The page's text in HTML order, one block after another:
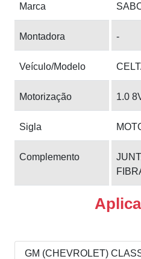
Marca
Montadora -
Veículo/Modelo
Motorização 1.0
Sigla
Complemento
GM (CHEVROLET)